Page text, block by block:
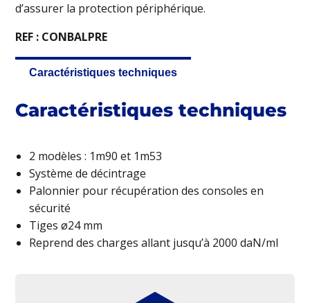
d’assurer la protection périphérique.
REF : CONBALPRE
Caractéristiques techniques
Caractéristiques techniques
2 modèles : 1m90 et 1m53
Système de décintrage
Palonnier pour récupération des consoles en
sécurité
Tiges ø24 mm
Reprend des charges allant jusqu’à 2000 daN/ml